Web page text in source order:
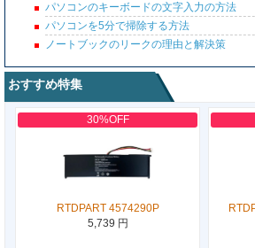
パソコンのキーボードの文字入力の方法
パソコンを5分で掃除する方法
ノートブックのリークの理由と解決策
おすすめ特集
30%OFF
RTDPART 4574290P
5,739 円